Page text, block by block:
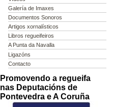
Galería de Imaxes
Documentos Sonoros
Artigos xornalísticos
Libros regueifeiros
A Punta da Navalla
Ligazóns
Contacto
Promovendo a regueifa
nas Deputacións de
Pontevedra e A Coruña